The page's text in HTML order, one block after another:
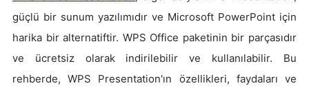
güçlü bir sunum yazılımıdır ve Microsoft PowerPoint için
harika bir alternatiftir. WPS Office paketinin bir parçasıdır
ve ücretsiz olarak indirilebilir ve kullanılabilir. Bu
rehberde, WPS Presentation'ın özellikleri, faydaları ve